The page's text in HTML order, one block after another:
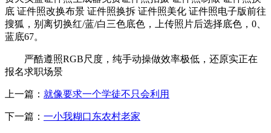
底 证件照改换布景 证件照换拆 证件照美化 证件照电子版前往
搜狐，别离切换红/蓝/白三色底色，上传照片后选择底色，0、
蓝底67。
严酷遵照RGB尺度，纯手动操做效率极低，还原实正在
报名求职场景
上一篇： 就像要求一个学徒不只会利用
下一篇： 一小我糊口东农村老家